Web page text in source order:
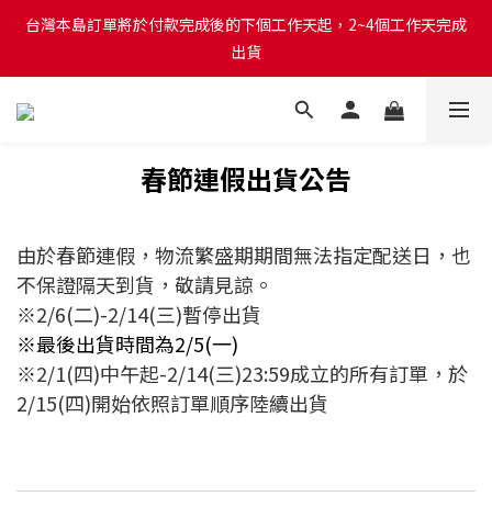
台灣本島訂單將於付款完成後的下個工作天起，2~4個工作天完成
出貨
台灣本島訂單將於付款完成後的下個工作天起，2~4個工作天完成
出貨
台灣本島消費滿$999免運費
台灣本島訂單將於付款完成後的下個工作天起，2~4個工作天完成
春節連假出貨公告
由於春節連假，物流繁盛期期間無法指定配送日，也
不保證隔天到貨，敬請見諒。
※2/6(二)-2/14(三)暫停出貨
※最後出貨時間為2/5(一)
※2/1(四)中午起-2/14(三)23:59成立的所有訂單，於
2/15(四)開始依照訂單順序陸續出貨